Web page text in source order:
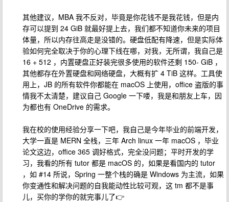
其他建议，MBA 我不反对，毕竟是你花钱不是我花钱，但是内
存可以提到 24 GiB 就最好提上去，我们都不知道你未来的项目
体量，所以内存往高走是没错的。硬盘低配有降速，但是实际体
验如何完全取决于你的心理下线在哪，对我，无所谓，我自己是
16 + 512 ，内置硬盘正好装完很多使用的软件还剩 150- GiB ，
其他都存在外置硬盘和网络硬盘，大概有扩 4 TiB 这样。工具使
用上，JB 的所有软件你都能在 macOS 上使用，office 盗版的事
情我不太清楚，建议自己 Google 一下喽，我是和朋友上车，因
为都也有 OneDrive 的需求。
我在校的使用经验分享一下吧，我自己是今年毕业的前端开发，
大学一直是 MERN 全栈，三年 Arch linux 一年 macOS ，毕业
论文这边，office 365 调好格式，完全没问题；平时开发的学
习，我看的所有 tutor 都是 macOS 的，如果是看国内的 tutor
，如 #14 所说，Spring 一整个栈的确是 Windows 为主流，如果
你变通性和解决问题的自我能动性比较可观，这 tm 都不是事
儿，买你的学你的就完事儿了👉